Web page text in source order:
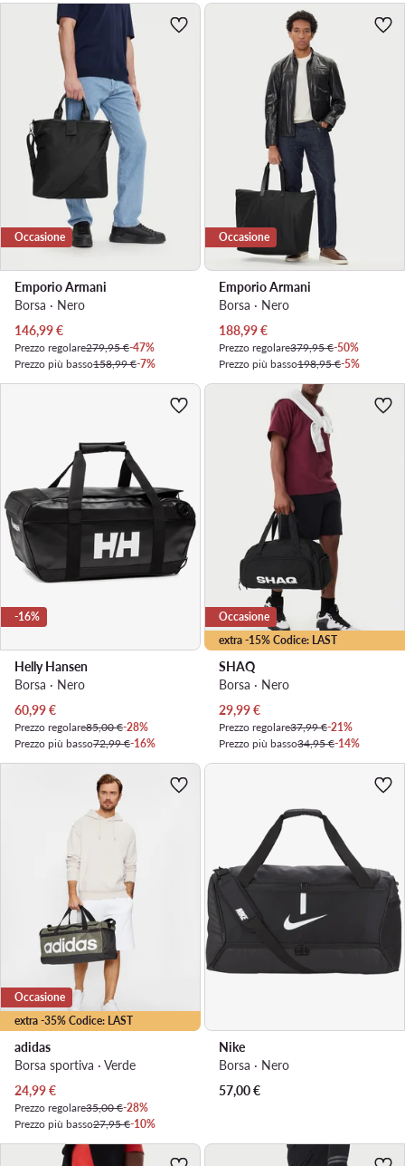
Occasione
Emporio Armani
Borsa · Nero
Prezzo attuale
146,99€
Prezzo regolare279,95 €-47%
Prezzo più basso158,99 €-7%
Occasione
Emporio Armani
Borsa · Nero
Prezzo attuale
188,99€
Prezzo regolare379,95 €-50%
Prezzo più basso198,95 €-5%
-16%
Helly Hansen
Borsa · Nero
Prezzo attuale
60,99€
Prezzo regolare85,00 €-28%
Prezzo più basso72,99 €-16%
extra -15% Codice: LAST
Occasione
SHAQ
Borsa · Nero
Prezzo attuale
29,99€
Prezzo regolare37,99 €-21%
Prezzo più basso34,95 €-14%
extra -35% Codice: LAST
Occasione
adidas
Borsa sportiva · Verde
Prezzo attuale
24,99€
Prezzo regolare35,00 €-28%
Prezzo più basso27,95 €-10%
Nike
Borsa · Nero
57,00€